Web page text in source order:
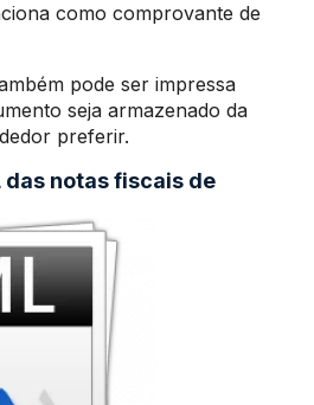
como comprovante de
pode ser impressa
seja armazenado da
preferir.
notas fiscais de